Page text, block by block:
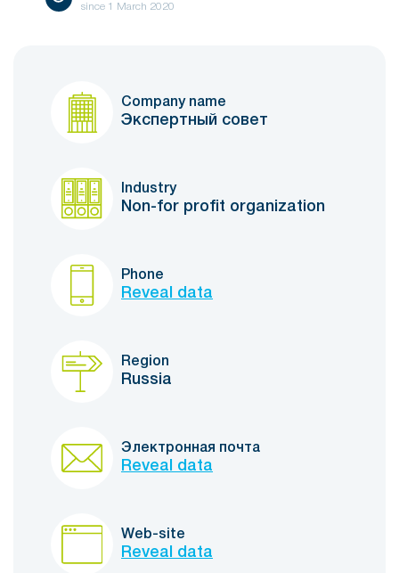
since 1 March 2020
Company name
Экспертный совет
Industry
Non-for profit organization
Phone
Reveal data
Region
Russia
Электронная почта
Reveal data
Web-site
Reveal data